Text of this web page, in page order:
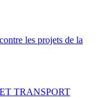
les projets de la
TRANSPORT